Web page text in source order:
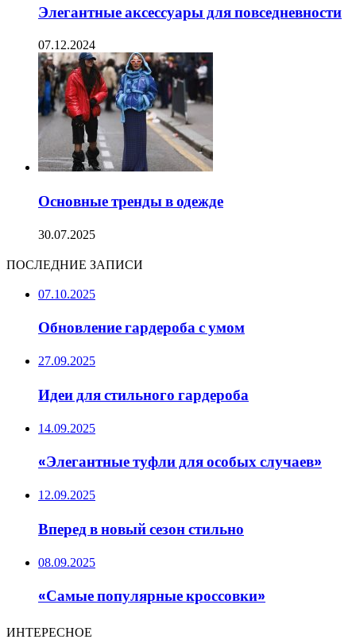
Элегантные аксессуары для повседневности
07.12.2024
Основные тренды в одежде
30.07.2025
ПОСЛЕДНИЕ ЗАПИСИ
07.10.2025
Обновление гардероба с умом
27.09.2025
Идеи для стильного гардероба
14.09.2025
«Элегантные туфли для особых случаев»
12.09.2025
Вперед в новый сезон стильно
08.09.2025
«Самые популярные кроссовки»
ИНТЕРЕСНОЕ